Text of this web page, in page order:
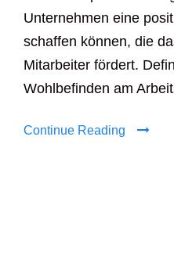
Unternehmen eine
schaffen können, die
Mitarbeiter fördert.
Wohlbefinden am
Continue Reading